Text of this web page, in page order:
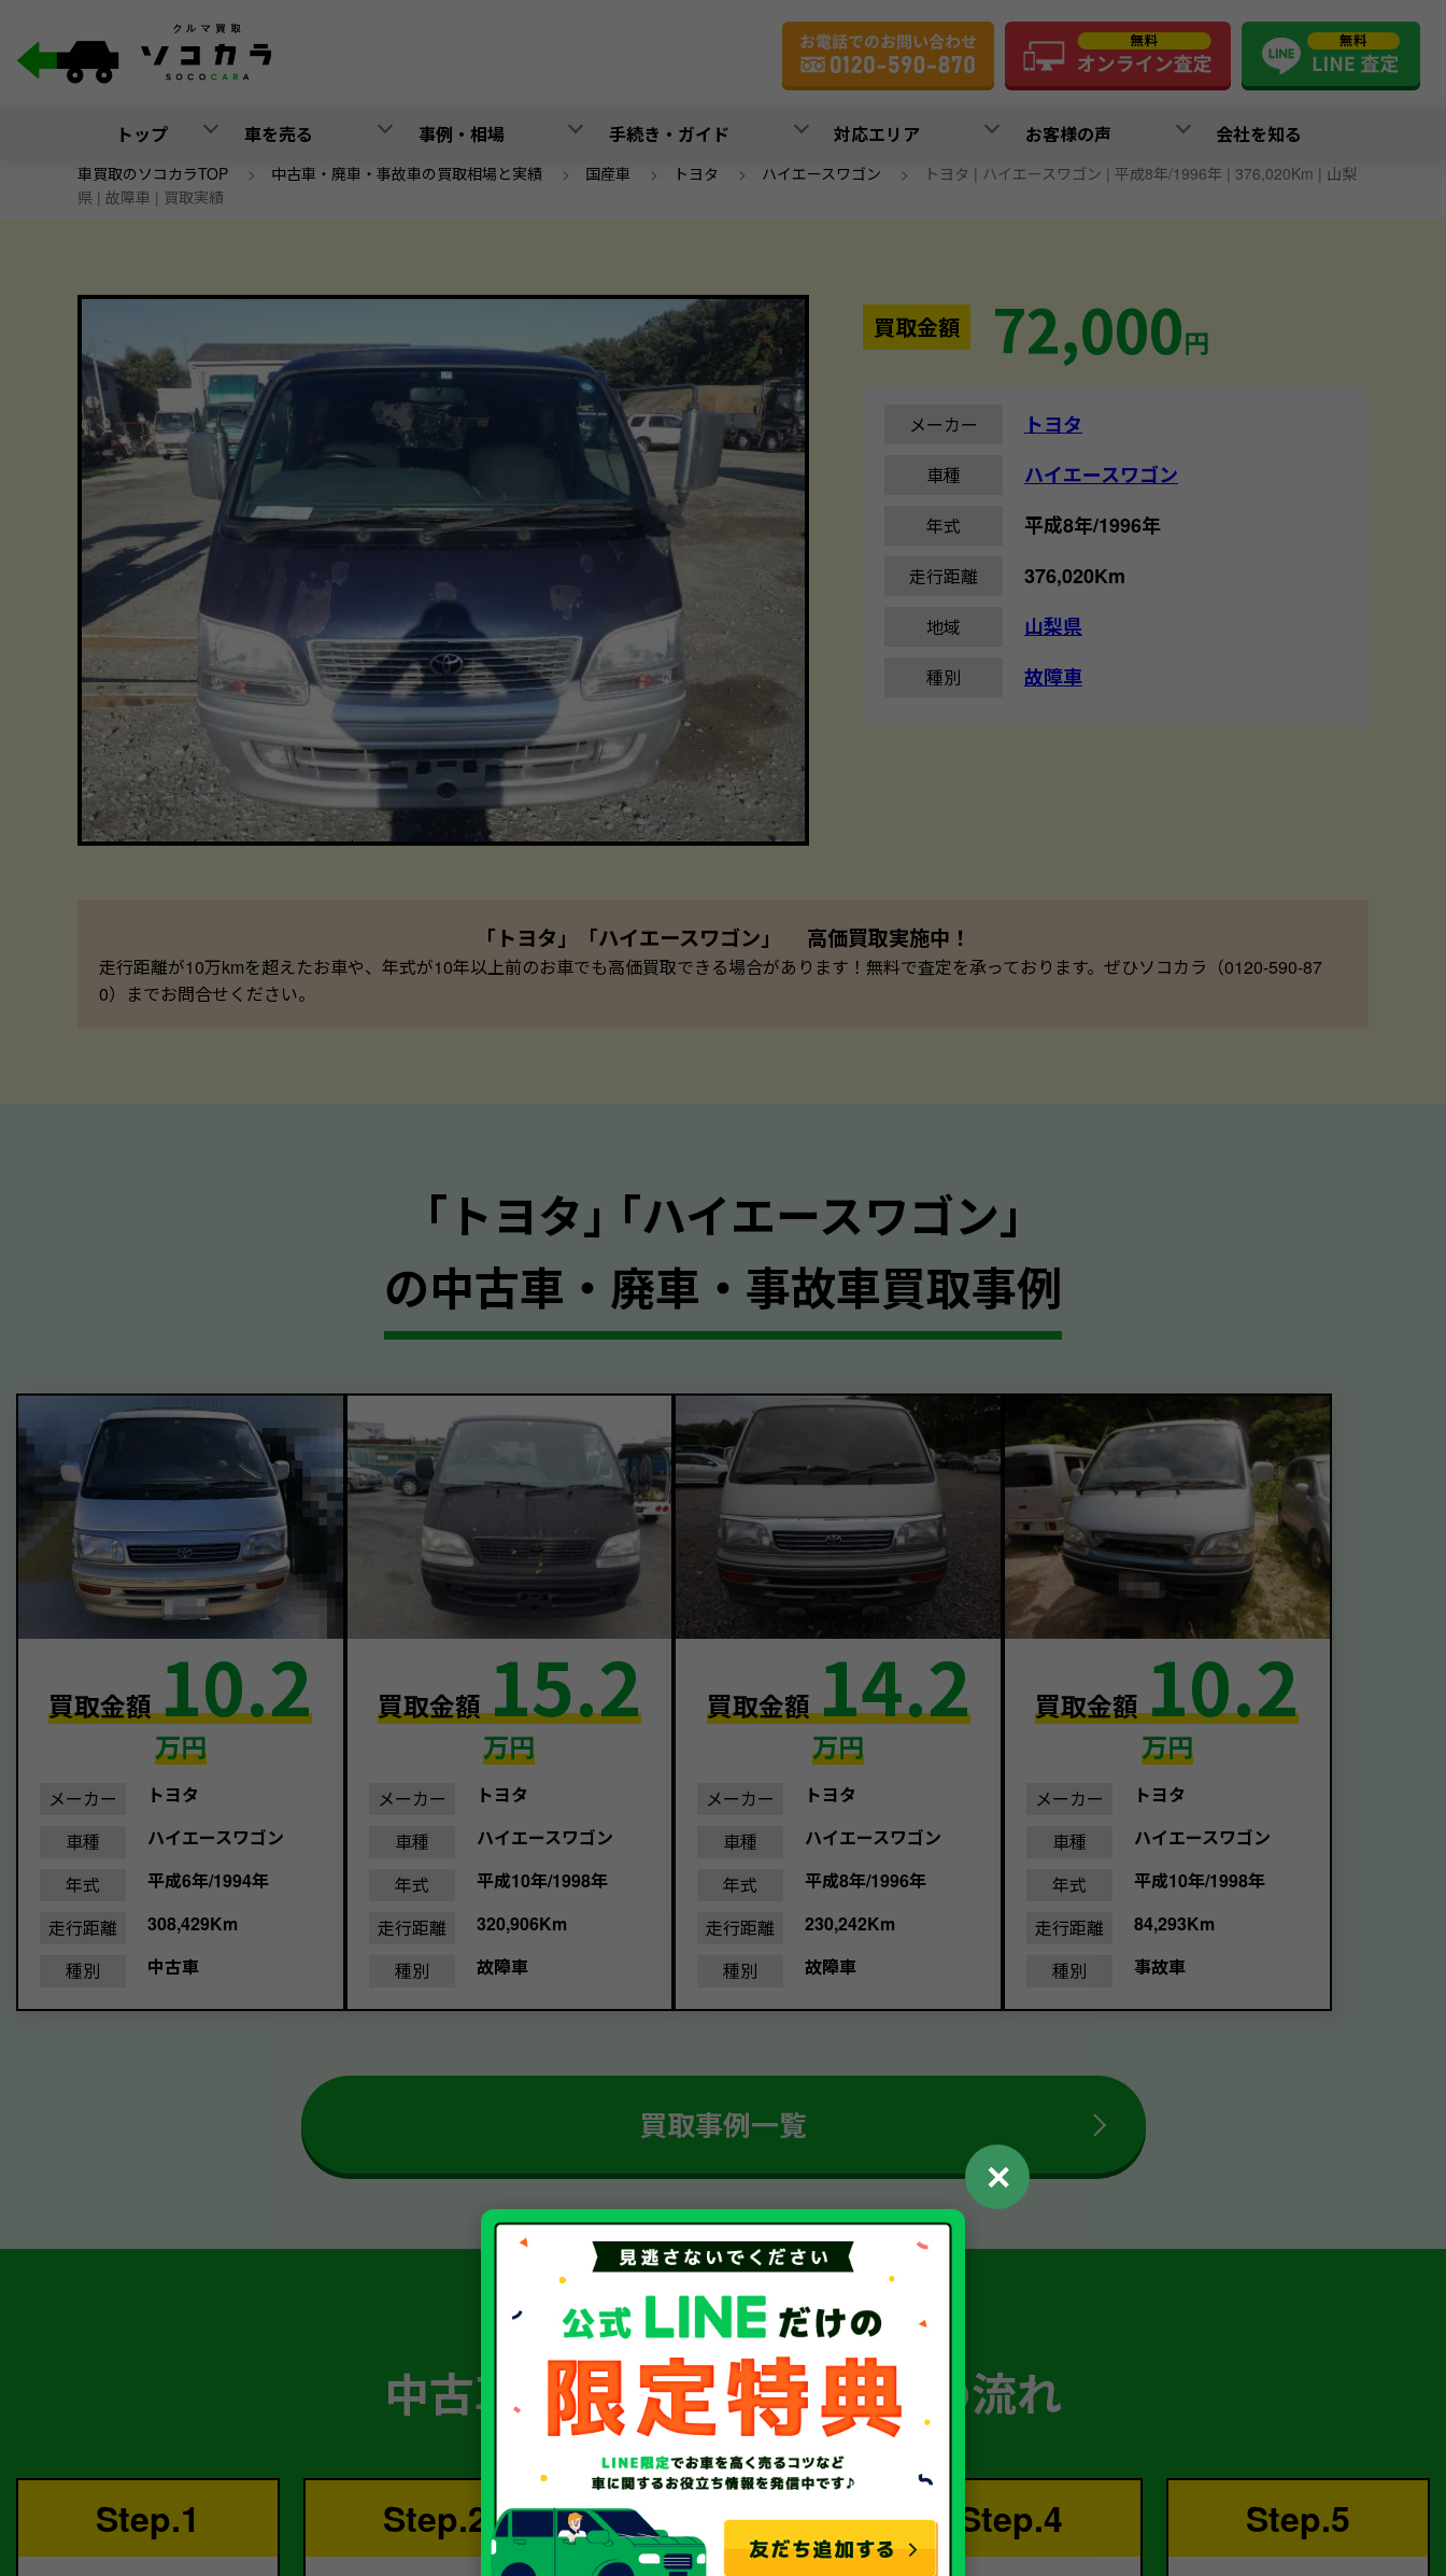
トップ 車を売る 事例・相場 手続き・ガイド 対応エリア お客様の声 会社を知る
車買取のソコカラTOP > 中古車・廃車・事故車の買取相場と実績 > 国産車 > トヨタ > ハイエースワゴン >
トヨタ | ハイエースワゴン | 平成8年/1996年 | 376,020Km | 山梨
県 | 故障車 | 買取実績
買取金額 72,000円
メーカー トヨタ
車種 ハイエースワゴン
年式 平成8年/1996年
走行距離 376,020Km
地域 山梨県
種別 故障車
「トヨタ」「ハイエースワゴン」 高価買取実施中！
走行距離が10万kmを超えたお車や、年式が10年以上前のお車でも高価買取できる場合があります！無料で査定を承っております。ぜひソコカラ（0120-590-87
0）までお問合せください。
｢トヨタ｣ ｢ハイエースワゴン｣
の中古車・廃車・事故車買取事例
買取金額10.2
万円
メーカー
トヨタ
車種
ハイエースワゴン
年式
平成6年/1994年
走行距離
308,429Km
種別
中古車
買取金額15.2
万円
メーカー
トヨタ
車種
ハイエースワゴン
年式
平成10年/1998年
走行距離
320,906Km
種別
故障車
買取金額14.2
万円
メーカー
トヨタ
車種
ハイエースワゴン
年式
平成8年/1996年
走行距離
230,242Km
種別
故障車
買取金額10.2
万円
メーカー
トヨタ
車種
ハイエースワゴン
年式
平成10年/1998年
走行距離
84,293Km
種別
事故車
買取事例一覧
簡単 5ステップ！
中古車・廃車・事故車買取の流れ
Step.1 Step.2 Step.3 Step.4 Step.5
✕